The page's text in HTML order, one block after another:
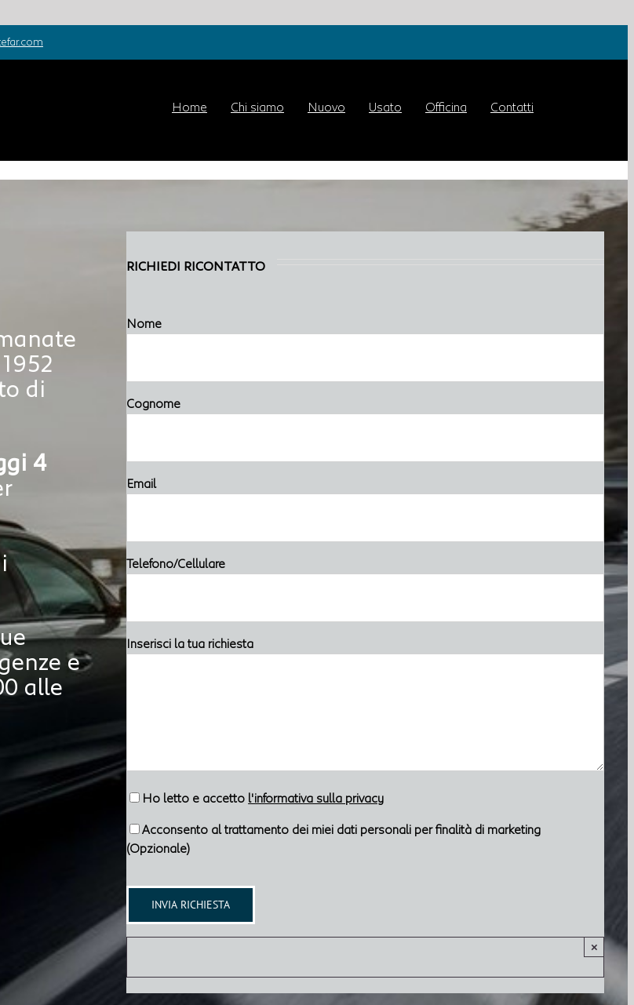
Home Chi siamo Nuovo Usato Officina Contatti
di
4
e
alle
RICHIEDI RICONTATTO
Nome
Cognome
Email
Telefono/Cellulare
Inserisci la tua richiesta
Ho letto e accetto l'informativa sulla privacy
Acconsento al trattamento dei miei dati personali per finalità di marketing
(Opzionale)
×